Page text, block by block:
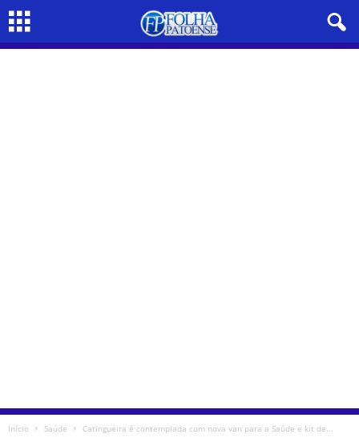
Início Saúde Catingueira é contemplada com nova van para a Saúde e kit de...